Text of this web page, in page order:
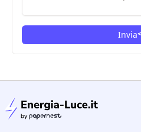
Invia